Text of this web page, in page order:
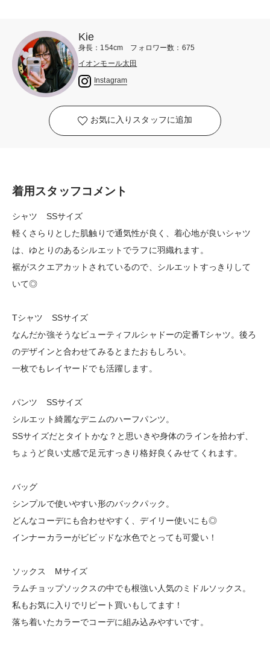
Kie
身長：154cm フォロワー数：675
イオンモール太田
Instagram
お気に入りスタッフに追加
着用スタッフコメント
シャツ SSサイズ
軽くさらりとした肌触りで通気性が良く、着心地が良いシャツ
は、ゆとりのあるシルエットでラフに羽織れます。
裾がスクエアカットされているので、シルエットすっきりして
いて◎
Tシャツ SSサイズ
なんだか強そうなビューティフルシャドーの定番Tシャツ。後ろ
のデザインと合わせてみるとまたおもしろい。
一枚でもレイヤードでも活躍します。
パンツ SSサイズ
シルエット綺麗なデニムのハーフパンツ。
SSサイズだとタイトかな？と思いきや身体のラインを拾わず、
ちょうど良い丈感で足元すっきり格好良くみせてくれます。
バッグ
シンプルで使いやすい形のバックパック。
どんなコーデにも合わせやすく、デイリー使いにも◎
インナーカラーがビビッドな水色でとっても可愛い！
ソックス Mサイズ
ラムチョップソックスの中でも根強い人気のミドルソックス。
私もお気に入りでリピート買いもしてます！
落ち着いたカラーでコーデに組み込みやすいです。